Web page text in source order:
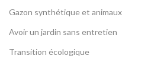
Gazon synthétique et animaux
Avoir un jardin sans entretien
Transition écologique